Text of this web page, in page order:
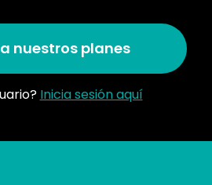
nuestros planes
Inicia sesión aquí